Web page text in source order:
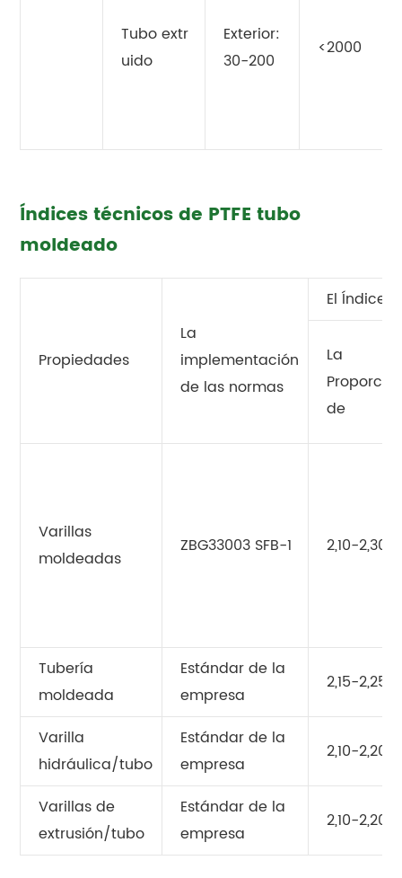
Tubo extr
uido
Exterior:
30-200
<2000
Índices técnicos de PTFE tubo
moldeado
Propiedades
La
implementación
de las normas
El Índice
La
de
Varillas
moldeadas
ZBG33003 SFB-1 2,10-2,30
Tubería
moldeada
Estándar de la
empresa
2,15-2,25
Varilla
hidráulica/tubo
Estándar de la
empresa
2,10-2,20
Varillas de
extrusión/tubo
Estándar de la
empresa
2,10-2,20